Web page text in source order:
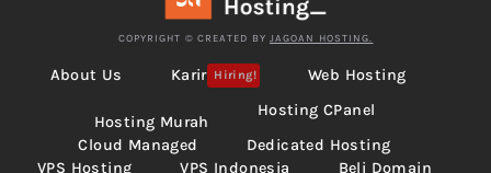
COPYRIGHT © CREATED BY JAGOAN HOSTING.
About Us Karir Hiring! Web Hosting
Hosting Murah
Hosting CPanel
Cloud Managed
Dedicated Hosting
VPS Hosting
VPS Indonesia Beli Domain